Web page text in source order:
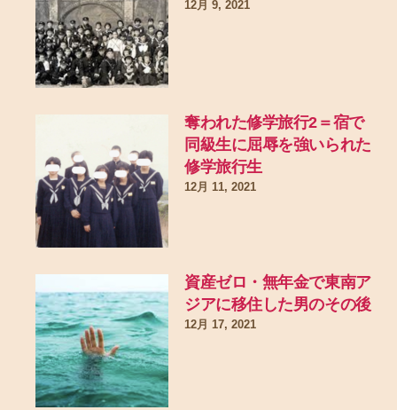
12月 9, 2021
奪われた修学旅行2＝宿で
同級生に屈辱を強いられた
修学旅行生
12月 11, 2021
資産ゼロ・無年金で東南ア
ジアに移住した男のその後
12月 17, 2021